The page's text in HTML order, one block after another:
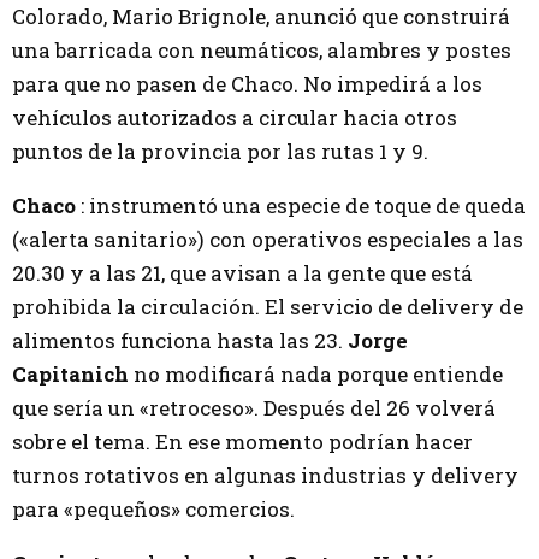
Colorado, Mario Brignole, anunció que construirá
una barricada con neumáticos, alambres y postes
para que no pasen de Chaco. No impedirá a los
vehículos autorizados a circular hacia otros
puntos de la provincia por las rutas 1 y 9.
Chaco : instrumentó una especie de toque de queda
(«alerta sanitario») con operativos especiales a las
20.30 y a las 21, que avisan a la gente que está
prohibida la circulación. El servicio de delivery de
alimentos funciona hasta las 23. Jorge
Capitanich no modificará nada porque entiende
que sería un «retroceso». Después del 26 volverá
sobre el tema. En ese momento podrían hacer
turnos rotativos en algunas industrias y delivery
para «pequeños» comercios.